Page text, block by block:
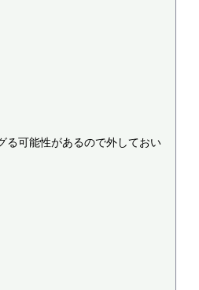
る可能性があるので外しておい